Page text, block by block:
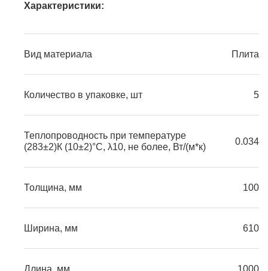
Характеристики:
Вид материала Плита
Количество в упаковке, шт 5
Теплопроводность при температуре
(283±2)К (10±2)°С, λ10, не более, Вт/(м*к)
0.034
Толщина, мм 100
Ширина, мм 610